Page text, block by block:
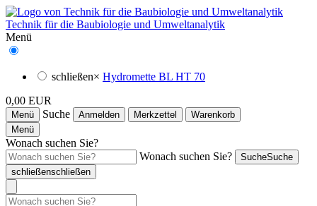
Technik für die Baubiologie und Umweltanalytik
Menü
schließen× Hydromette BL HT 70
0,00 EUR
Menü Suche Anmelden Merkzettel
Warenkorb
Menü
Wonach suchen Sie?
Wonach suchen Sie?
SucheSuche
schließenschließen